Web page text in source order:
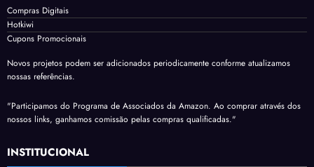
Compras Digitais
Hotkiwi
Cupons Promocionais
Novos projetos podem ser adicionados periodicamente conforme atualizamos
nossas referências.
"Participamos do Programa de Associados da Amazon. Ao comprar através dos
nossos links, ganhamos comissão pelas compras qualificadas."
INSTITUCIONAL